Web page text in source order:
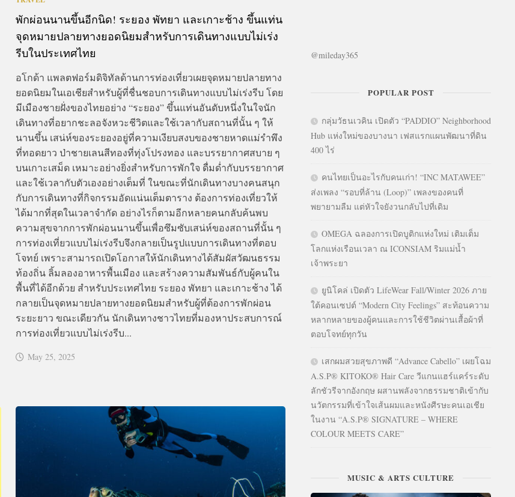
พักผ่อนนานขึ้นอีกนิด! ระยอง พัทยา และเกาะช้าง ขึ้นแท่น
จุดหมายปลายทางยอดนิยมสำหรับการเดินทางแบบไม่เร่ง
รีบในประเทศไทย
อโกด้า แพลตฟอร์มดิจิทัลด้านการท่องเที่ยวเผยจุดหมายปลายทาง
ยอดนิยมในเอเชียสำหรับผู้ที่ชื่นชอบการเดินทางแบบไม่เร่งรีบ โดย
มีเมืองชายฝั่งของไทยอย่าง “ระยอง” ขึ้นแท่นอันดับหนึ่งในใจนัก
เดินทางที่อยากชะลอจังหวะชีวิตและใช้เวลากับสถานที่นั้น ๆ ให้
นานขึ้น เสน่ห์ของระยองอยู่ที่ความเงียบสงบของชายหาดแม่รำพึง
ที่ทอดยาว ป่าชายเลนสีทองที่ทุ่งโปรงทอง และบรรยากาศสบาย ๆ
บนเกาะเสม็ด เหมาะอย่างยิ่งสำหรับการพักใจ ดื่มด่ำกับบรรยากาศ
และใช้เวลากับตัวเองอย่างเต็มที่ ในขณะที่นักเดินทางบางคนสนุก
กับการเดินทางที่กิจกรรมอัดแน่นเต็มตาราง ต้องการท่องเที่ยวให้
ได้มากที่สุดในเวลาจำกัด อย่างไรก็ตามอีกหลายคนกลับค้นพบ
ความสุขจากการพักผ่อนนานขึ้นเพื่อซึมซับเสน่ห์ของสถานที่นั้น ๆ
การท่องเที่ยวแบบไม่เร่งรีบจึงกลายเป็นรูปแบบการเดินทางที่ตอบ
โจทย์ เพราะสามารถเปิดโอกาสให้นักเดินทางได้สัมผัสวัฒนธรรม
ท้องถิ่น ลิ้มลองอาหารพื้นเมือง และสร้างความสัมพันธ์กับผู้คนใน
พื้นที่ได้อีกด้วย สำหรับประเทศไทย ระยอง พัทยา และเกาะช้าง ได้
กลายเป็นจุดหมายปลายทางยอดนิยมสำหรับผู้ที่ต้องการพักผ่อน
ระยะยาว ขณะเดียวกัน นักเดินทางชาวไทยที่มองหาประสบการณ์
การท่องเที่ยวแบบไม่เร่งรีบ...
May 25, 2025
@mileday365
POPULAR POST
กลุ่มวัธนเวคิน เปิดตัว “PADDIO” Neighborhood
Hub แห่งใหม่ของบางนา เฟสแรกแผนพัฒนาที่ดิน
400 ไร่
คนไทยเป็นอะไรกับคนเก่า! “INC MATAWEE”
ส่งเพลง “รอบที่ล้าน (Loop)” เพลงของคนที่
พยายามลืม แต่หัวใจยังวนกลับไปที่เดิม
OMEGA ฉลองการเปิดบูติกแห่งใหม่ เติมเต็ม
โลกแห่งเรือนเวลา ณ ICONSIAM ริมแม่น้ำ
เจ้าพระยา
ยูนิโคล่ เปิดตัว LifeWear Fall/Winter 2026 ภาย
ใต้คอนเซปต์ “Modern City Feelings” สะท้อนความ
หลากหลายของผู้คนและการใช้ชีวิตผ่านเสื้อผ้าที่
ตอบโจทย์ทุกวัน
เสกผมสวยสุขภาพดี “Advance Cabello” เผยโฉม
A.S.P® KITOKO® Hair Care วีแกนแฮร์แคร์ระดับ
ลักชัวรีจากอังกฤษ ผสานพลังจากธรรมชาติเข้ากับ
นวัตกรรมที่เข้าใจเส้นผมและหนังศีรษะคนเอเชีย
ในงาน “A.S.P® SIGNATURE – WHERE
COLOUR MEETS CARE”
MUSIC & ARTS CULTURE